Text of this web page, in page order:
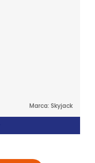
Marca: Skyjack